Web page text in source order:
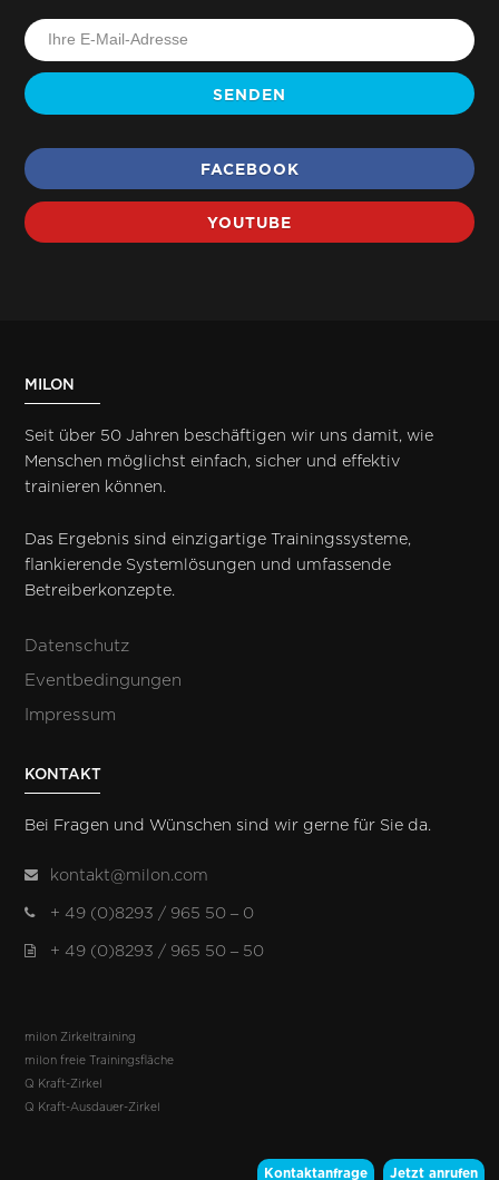
SENDEN
FACEBOOK
YOUTUBE
MILON
Seit über 50 Jahren beschäftigen wir uns damit, wie
Menschen möglichst einfach, sicher und effektiv
trainieren können.
Das Ergebnis sind einzigartige Trainingssysteme,
flankierende Systemlösungen und umfassende
Betreiberkonzepte.
Datenschutz
Eventbedingungen
Impressum
KONTAKT
Bei Fragen und Wünschen sind wir gerne für Sie da.
kontakt@milon.com
+ 49 (0)8293 / 965 50 – 0
+ 49 (0)8293 / 965 50 – 50
milon Zirkeltraining
milon freie Trainingsfläche
Q Kraft-Zirkel
Q Kraft-Ausdauer-Zirkel
Kontaktanfrage Jetzt anrufen